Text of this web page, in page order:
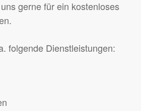
gerne für ein kostenloses
folgende Dienstleistungen: